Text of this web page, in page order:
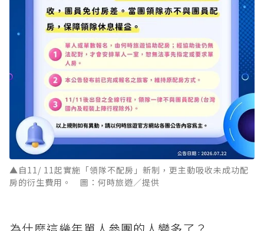
▲自11/ 11起實施「領隊不配房」新制，更主動吸收未成功配
房的衍生費用。 圖：何時旅遊／提供